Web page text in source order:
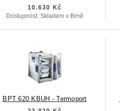
10.630 Kč
Dostupnost: Skladem v Brně
BPT 620 KBUH - Termoport